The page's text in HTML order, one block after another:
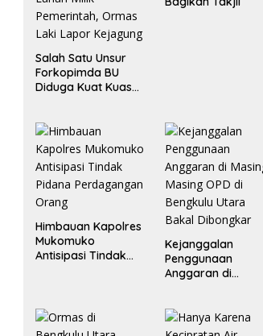
Salah Satu Unsur
Forkopimda BU
Diduga Kuat Kuasai
Laki Lapor
Kejagung
Himbauan Kapolres
Mukomuko
Antisipasi Tindak
Kejanggalan
Penggunaan
Anggaran di
Bakal Dibongkar